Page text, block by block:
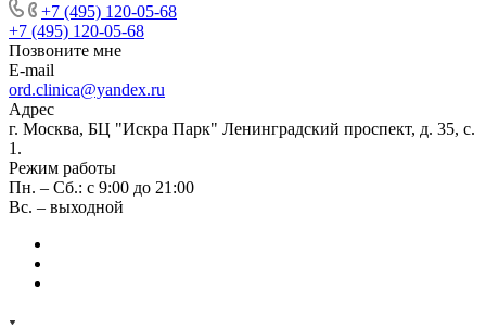
+7 (495) 120-05-68
+7 (495) 120-05-68
Позвоните мне
E-mail
ord.clinica@yandex.ru
Адрес
г. Москва, БЦ "Искра Парк" Ленинградский проспект, д. 35, с.
1.
Режим работы
Пн. – Сб.: с 9:00 до 21:00
Вс. – выходной